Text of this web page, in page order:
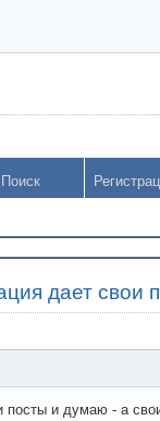
Поиск
дает свои
посты и думаю - а